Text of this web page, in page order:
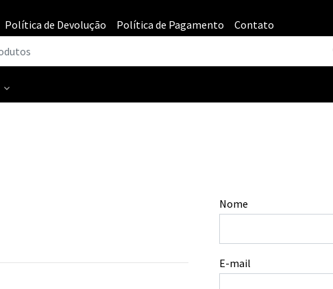
Política de Devolução Política de Pagamento
Contato
Nome
E-mail